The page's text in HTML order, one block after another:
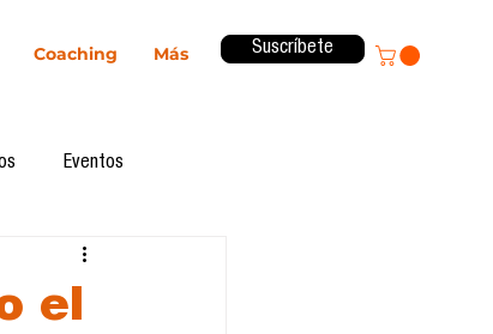
Coaching Más Suscríbete
Eventos
Innovación
el